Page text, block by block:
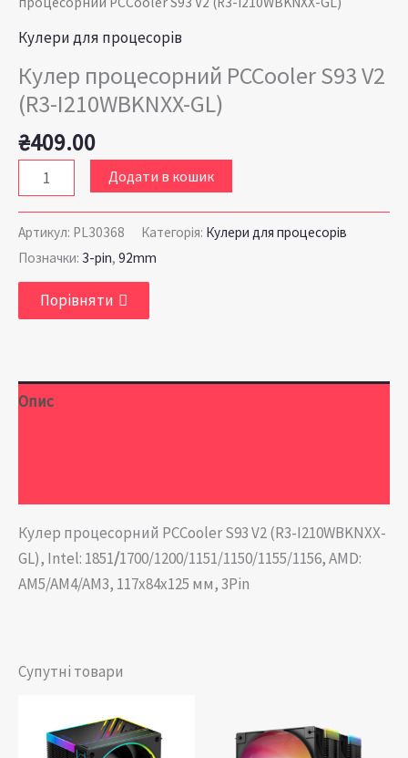
Кулери для процесорів
Кулер процесорний PCCooler S93 V2
(R3-I210WBKNXX-GL)
₴409.00
Додати в кошик
Артикул: PL30368 Категорія: Кулери для процесорів
Позначки: 3-pin, 92mm
Порівняти
Опис
Кулер процесорний PCCooler S93 V2 (R3-I210WBKNXX-
GL), Intel: 1851/1700/1200/1151/1150/1155/1156, AMD:
AM5/AM4/AM3, 117x84x125 мм, 3Pin
Супутні товари